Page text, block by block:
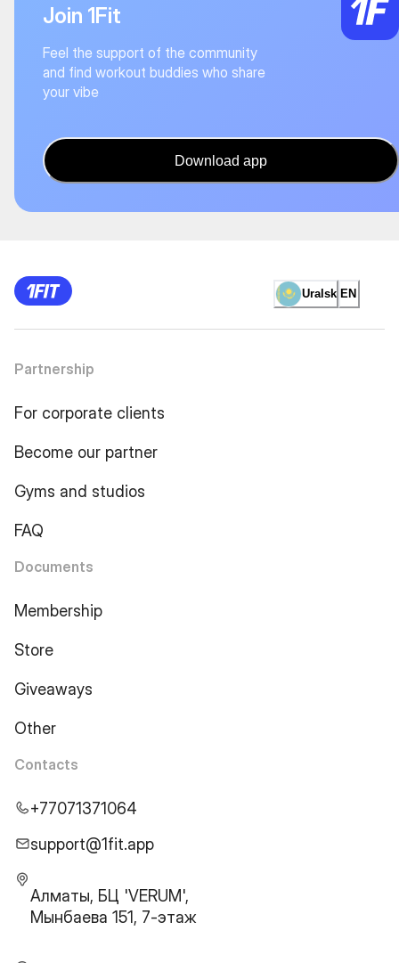
Join 1Fit
Feel the support of the community
and find workout buddies who share
your vibe
Download app
Uralsk EN
Partnership
For corporate clients
Become our partner
Gyms and studios
FAQ
Documents
Membership
Store
Giveaways
Other
Contacts
+77071371064
support@1fit.app
Алматы, БЦ 'VERUM',
Мынбаева 151, 7-этаж